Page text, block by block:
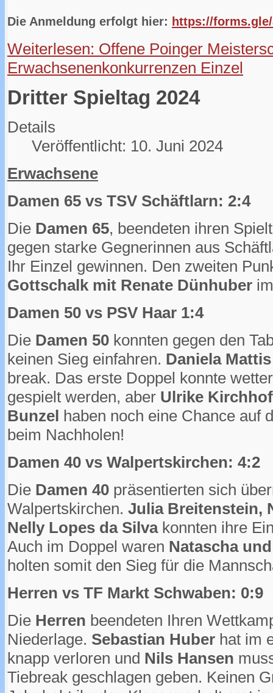
Die Anmeldung erfolgt hier: https://
Weiterlesen: Offene Poinger
Erwachsenenkonkurrenzen Einzel
Dritter Spieltag 2024
Details
Veröffentlicht: 10. Juni 2024
Erwachsene
Damen 65 vs TSV Schäftlarn: 2:4
Die Damen 65, beendeten ihren
gegen starke Gegnerinnen aus
Ihr Einzel gewinnen. Den zweiten
Gottschalk mit Renate Dünhuber
Damen 50 vs PSV Haar 1:4
Die Damen 50 konnten gegen den
keinen Sieg einfahren. Daniela Mattis
break. Das erste Doppel konnte
gespielt werden, aber Ulrike
Bunzel haben noch eine Chance auf
beim Nachholen!
Damen 40 vs Walpertskirchen: 4:2
Die Damen 40 präsentierten sich
Walpertskirchen. Julia Breitenstein,
Nelly Lopes da Silvakonnten ihre
Auch im Doppel waren Natascha
holten somit den Sieg für die
Herren vs TF Markt Schwaben: 0:9
Die Herren beendeten Ihren
Niederlage. Sebastian Huber hat im
knapp verloren und Nils Hansen
Tiebreak geschlagen geben. Keinen